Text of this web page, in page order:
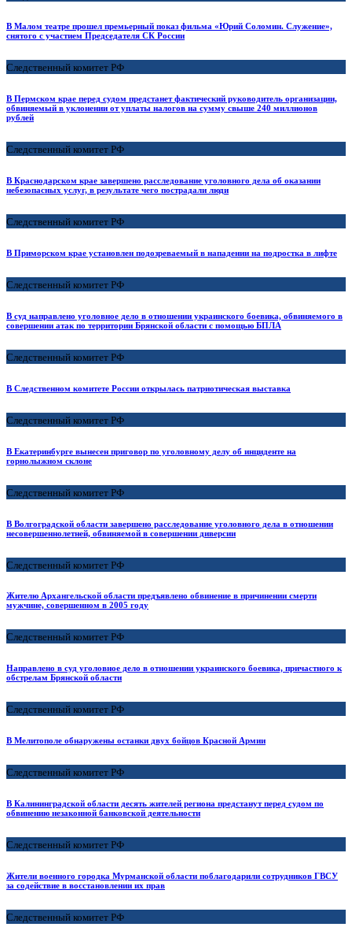
В Малом театре прошел премьерный показ фильма «Юрий Соломин. Служение»,
снятого с участием Председателя СК России
Следственный комитет РФ
В Пермском крае перед судом предстанет фактический руководитель организации,
обвиняемый в уклонении от уплаты налогов на сумму свыше 240 миллионов
рублей
Следственный комитет РФ
В Краснодарском крае завершено расследование уголовного дела об оказании
небезопасных услуг, в результате чего пострадали люди
Следственный комитет РФ
В Приморском крае установлен подозреваемый в нападении на подростка в лифте
Следственный комитет РФ
В суд направлено уголовное дело в отношении украинского боевика, обвиняемого в
совершении атак по территории Брянской области с помощью БПЛА
Следственный комитет РФ
В Следственном комитете России открылась патриотическая выставка
Следственный комитет РФ
В Екатеринбурге вынесен приговор по уголовному делу об инциденте на
горнолыжном склоне
Следственный комитет РФ
В Волгоградской области завершено расследование уголовного дела в отношении
несовершеннолетней, обвиняемой в совершении диверсии
Следственный комитет РФ
Жителю Архангельской области предъявлено обвинение в причинении смерти
мужчине, совершенном в 2005 году
Следственный комитет РФ
Направлено в суд уголовное дело в отношении украинского боевика, причастного к
обстрелам Брянской области
Следственный комитет РФ
В Мелитополе обнаружены останки двух бойцов Красной Армии
Следственный комитет РФ
В Калининградской области десять жителей региона предстанут перед судом по
обвинению незаконной банковской деятельности
Следственный комитет РФ
Жители военного городка Мурманской области поблагодарили сотрудников ГВСУ
за содействие в восстановлении их прав
Следственный комитет РФ